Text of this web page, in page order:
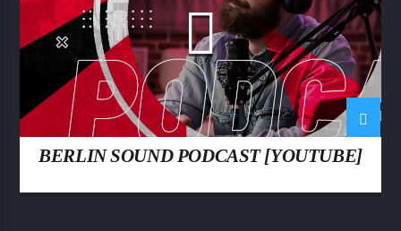
BERLIN SOUND PODCAST [YOUTUBE]